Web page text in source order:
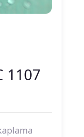
1107